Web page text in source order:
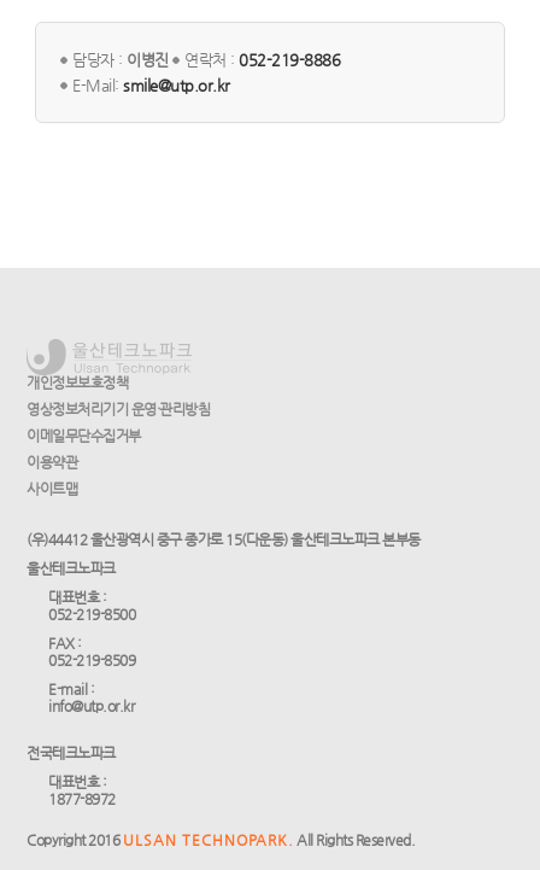
담당자 : 이병진 연락처 :052-219-8886
E-Mail:smile@utp.or.kr
개인정보보호정책
영상정보처리기기 운영·관리방침
이메일무단수집거부
이용약관
사이트맵
(우)44412 울산광역시 중구 종가로 15(다운동) 울산테크노파크 본부동
울산테크노파크
대표번호 :
052-219-8500
FAX :
052-219-8509
E-mail :
info@utp.or.kr
전국테크노파크
대표번호 :
1877-8972
Copyright 2016 ULSAN TECHNOPARK. All Rights Reserved.